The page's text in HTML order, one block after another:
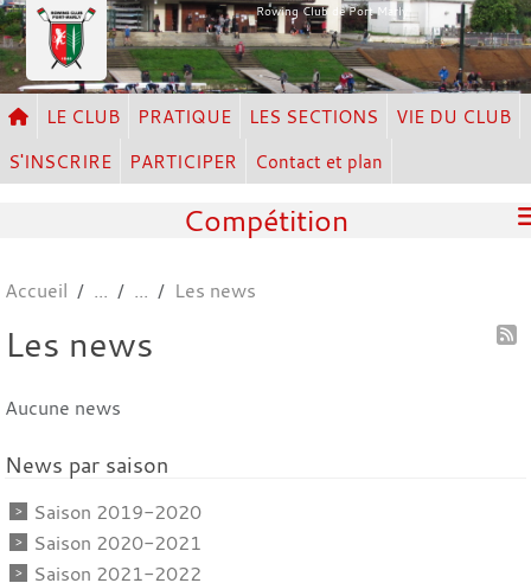
Rowing Club de Port Marly
LE CLUB PRATIQUE LES SECTIONS
VIE DU CLUB
S'INSCRIRE
PARTICIPER Contact et plan
Compétition
Accueil Les news
Les news
Aucune news
News par saison
Saison 2019-2020
Saison 2020-2021
Saison 2021-2022
Panneau de gestion des cookies